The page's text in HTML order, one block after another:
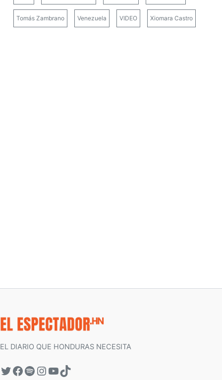
Tomás Zambrano Venezuela VIDEO Xiomara Castro
EL DIARIO QUE HONDURAS NECESITA